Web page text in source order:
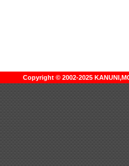
Copyright © 2002-2025